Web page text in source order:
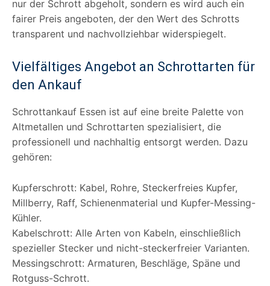
nur der Schrott abgeholt, sondern es wird auch ein
fairer Preis angeboten, der den Wert des Schrotts
transparent und nachvollziehbar widerspiegelt.
Vielfältiges Angebot an Schrottarten für
den Ankauf
Schrottankauf Essen ist auf eine breite Palette von
Altmetallen und Schrottarten spezialisiert, die
professionell und nachhaltig entsorgt werden. Dazu
gehören:
Kupferschrott: Kabel, Rohre, Steckerfreies Kupfer,
Millberry, Raff, Schienenmaterial und Kupfer-Messing-
Kühler.
Kabelschrott: Alle Arten von Kabeln, einschließlich
spezieller Stecker und nicht-steckerfreier Varianten.
Messingschrott: Armaturen, Beschläge, Späne und
Rotguss-Schrott.